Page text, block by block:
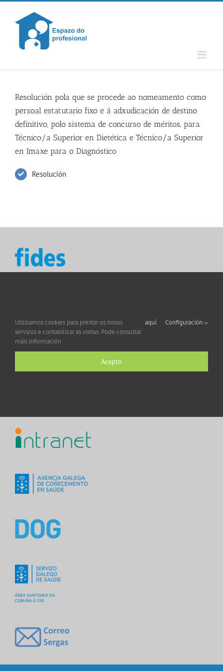
Skip
content
Resolución pola que se procede ao nomeamento como
persoal estatutario fixo e á adxudicación de destino
definitivo, polo sistema de concurso de méritos, para
Técnico/a Superior en Dietética e Técnico/a Superior
en Imaxe para o Diagnóstico
Resolución
Utilizamos cookies para prestar os nosos
servizos e contabilizar as visitas. Pode consultar
máis información
aquí. Configuración
Acepto